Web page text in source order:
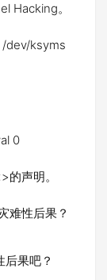
Hacking。
dev/ksyms
0
声明。
难性后果？
果吧？